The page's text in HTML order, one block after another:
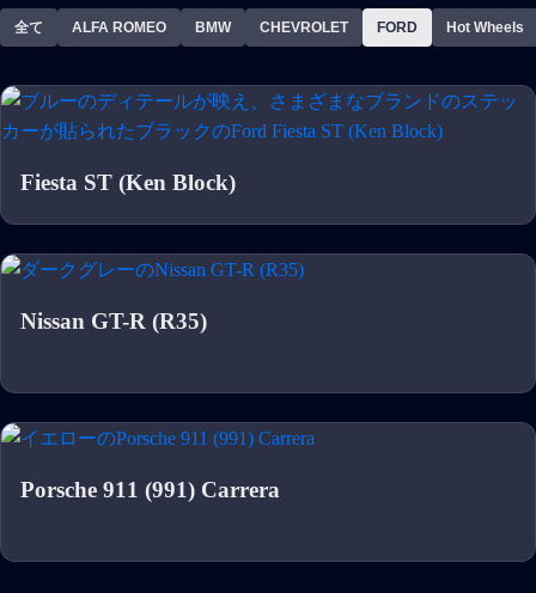
全て ALFA ROMEO BMW CHEVROLET FORD Hot Wheels
Fiesta ST (Ken Block)
Nissan GT-R (R35)
Porsche 911 (991) Carrera